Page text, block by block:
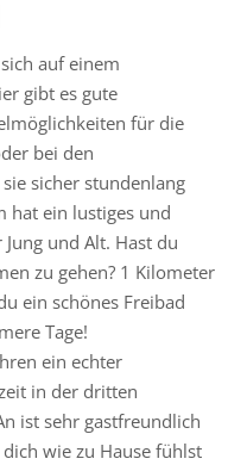
auf einem
gibt es gute
für die
bei den
sicher stundenlang
hat ein lustiges und
und Alt. Hast du
zu gehen? 1 Kilometer
ein schönes Freibad
Tage!
ein echter
in der dritten
ist sehr gastfreundlich
wie zu Hause fühlst